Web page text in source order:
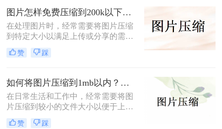
法。
图片怎样免费压缩到200k以下？二种压缩方法分享
在处理图片时，经常需要将图片压缩
到特定大小以满足上传或分享的需
求。那么图片怎样免费压缩到200k以
下呢？本文将介绍两种免费将图片压
赞 踩
如何将图片压缩到1mb以内？教你三种压缩方法！
在日常生活和工作中，经常需要将图
片压缩到较小的文件大小以便于上
传、分享或存储。那么如何将图片压
缩到1mb以内呢？本文将详细介绍几
赞 踩